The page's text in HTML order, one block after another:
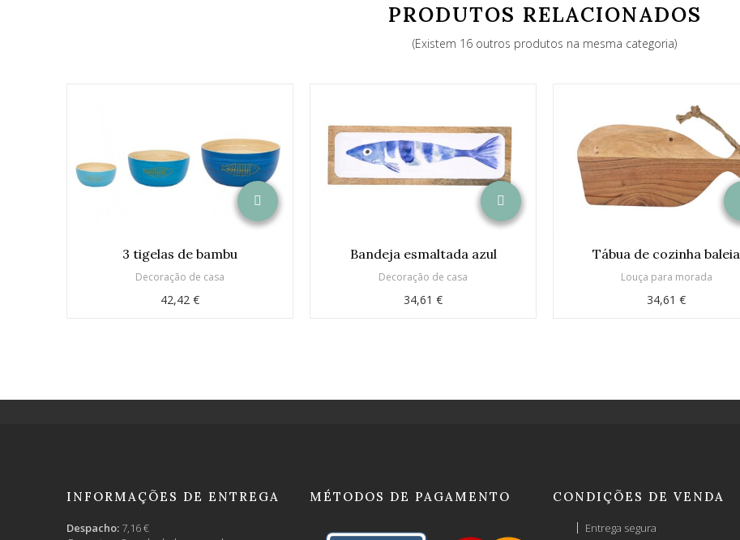
PRODUTOS RELACIONADOS
(Existem 16 outros produtos na mesma categoria)
3 tigelas de bambu
Decoração de casa
42,42 €
Bandeja esmaltada azul
Decoração de casa
34,61 €
Tábua de cozinha baleia
Louça para morada
34,61 €
INFORMAÇÕES DE ENTREGA
Despacho: 7,16 €
MÉTODOS DE PAGAMENTO CONDIÇÕES DE VENDA
Entrega segura